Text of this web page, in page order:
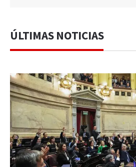
ÚLTIMAS NOTICIAS